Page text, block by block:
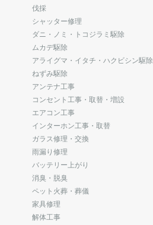
伐採
シャッター修理
ダニ・ノミ・トコジラミ駆除
ムカデ駆除
アライグマ・イタチ・ハクビシン駆除
ねずみ駆除
アンテナ工事
コンセント工事・取替・増設
エアコン工事
インターホン工事・取替
ガラス修理・交換
雨漏り修理
バッテリー上がり
消臭・脱臭
ペット火葬・葬儀
家具修理
解体工事